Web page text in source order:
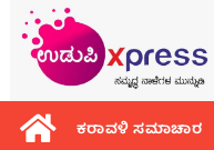
ಕರಾವಳಿ ಸಮಾಚಾರ